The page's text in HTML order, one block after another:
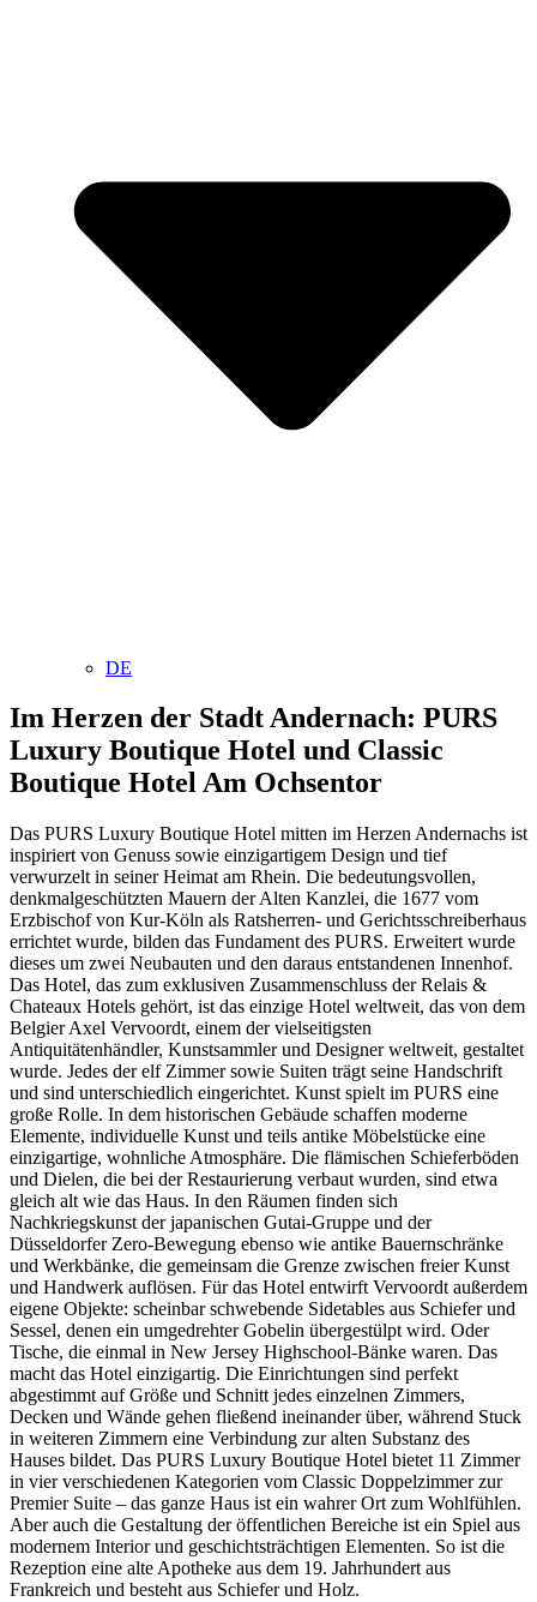
DE
Im Herzen der Stadt Andernach: PURS
Luxury Boutique Hotel und Classic
Boutique Hotel Am Ochsentor
Das PURS Luxury Boutique Hotel mitten im Herzen Andernachs ist
inspiriert von Genuss sowie einzigartigem Design und tief
verwurzelt in seiner Heimat am Rhein. Die bedeutungsvollen,
denkmalgeschützten Mauern der Alten Kanzlei, die 1677 vom
Erzbischof von Kur-Köln als Ratsherren- und Gerichtsschreiberhaus
errichtet wurde, bilden das Fundament des PURS. Erweitert wurde
dieses um zwei Neubauten und den daraus entstandenen Innenhof.
Das Hotel, das zum exklusiven Zusammenschluss der Relais &
Chateaux Hotels gehört, ist das einzige Hotel weltweit, das von dem
Belgier Axel Vervoordt, einem der vielseitigsten
Antiquitätenhändler, Kunstsammler und Designer weltweit, gestaltet
wurde. Jedes der elf Zimmer sowie Suiten trägt seine Handschrift
und sind unterschiedlich eingerichtet. Kunst spielt im PURS eine
große Rolle. In dem historischen Gebäude schaffen moderne
Elemente, individuelle Kunst und teils antike Möbelstücke eine
einzigartige, wohnliche Atmosphäre. Die flämischen Schieferböden
und Dielen, die bei der Restaurierung verbaut wurden, sind etwa
gleich alt wie das Haus. In den Räumen finden sich
Nachkriegskunst der japanischen Gutai-Gruppe und der
Düsseldorfer Zero-Bewegung ebenso wie antike Bauernschränke
und Werkbänke, die gemeinsam die Grenze zwischen freier Kunst
und Handwerk auflösen. Für das Hotel entwirft Vervoordt außerdem
eigene Objekte: scheinbar schwebende Sidetables aus Schiefer und
Sessel, denen ein umgedrehter Gobelin übergestülpt wird. Oder
Tische, die einmal in New Jersey Highschool-Bänke waren. Das
macht das Hotel einzigartig. Die Einrichtungen sind perfekt
abgestimmt auf Größe und Schnitt jedes einzelnen Zimmers,
Decken und Wände gehen fließend ineinander über, während Stuck
in weiteren Zimmern eine Verbindung zur alten Substanz des
Hauses bildet. Das PURS Luxury Boutique Hotel bietet 11 Zimmer
in vier verschiedenen Kategorien vom Classic Doppelzimmer zur
Premier Suite – das ganze Haus ist ein wahrer Ort zum Wohlfühlen.
Aber auch die Gestaltung der öffentlichen Bereiche ist ein Spiel aus
modernem Interior und geschichtsträchtigen Elementen. So ist die
Rezeption eine alte Apotheke aus dem 19. Jahrhundert aus
Frankreich und besteht aus Schiefer und Holz.